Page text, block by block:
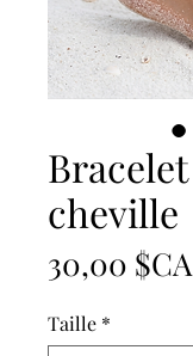
cheville
30,00 $CA
Taille *